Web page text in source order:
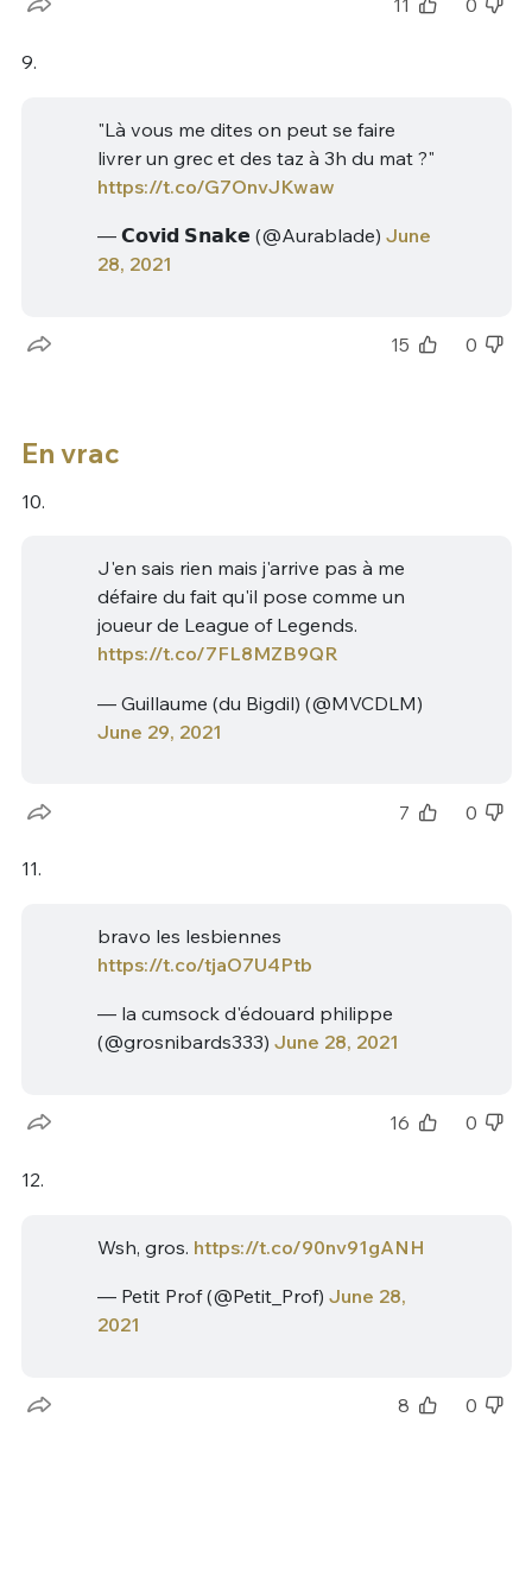
11 0
9.
"Là vous me dites on peut se faire
livrer un grec et des taz à 3h du mat ?"
https://t.co/G7OnvJKwaw
— 𝗖𝗼𝘃𝗶𝗱 𝗦𝗻𝗮𝗸𝗲 (@Aurablade) June
28, 2021
15 0
En vrac
10.
J'en sais rien mais j'arrive pas à me
défaire du fait qu'il pose comme un
joueur de League of Legends.
https://t.co/7FL8MZB9QR
— Guillaume (du Bigdil) (@MVCDLM)
June 29, 2021
7 0
11.
bravo les lesbiennes
https://t.co/tjaO7U4Ptb
— la cumsock d'édouard philippe
(@grosnibards333) June 28, 2021
16 0
12.
Wsh, gros. https://t.co/90nv91gANH
— Petit Prof (@Petit_Prof) June 28,
2021
8 0